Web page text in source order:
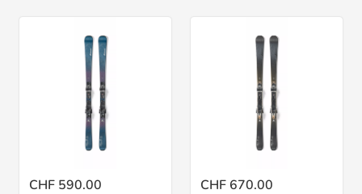
CHF 590.00 CHF 670.00